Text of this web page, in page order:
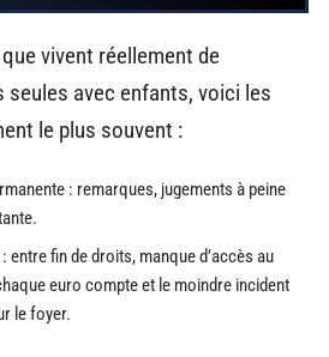
vivent réellement de
seules avec enfants, voici les
le plus souvent :
: remarques, jugements à peine
entre fin de droits, manque d’accès au
euro compte et le moindre incident
le foyer.